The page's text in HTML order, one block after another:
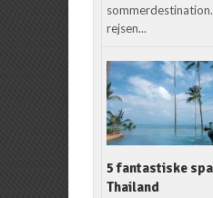
rejsen...
5 fantastiske
Thailand